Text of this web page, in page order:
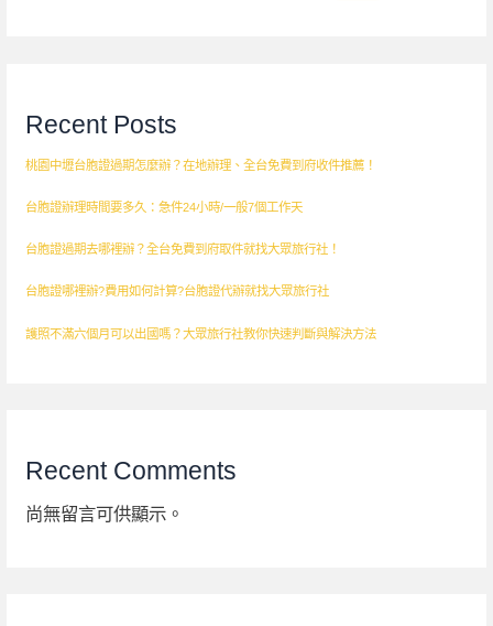
Recent Posts
桃園中壢台胞證過期怎麼辦？在地辦理、全台免費到府收件推薦！
台胞證辦理時間要多久：急件24小時/一般7個工作天
台胞證過期去哪裡辦？全台免費到府取件就找大眾旅行社！
台胞證哪裡辦?費用如何計算?台胞證代辦就找大眾旅行社
護照不滿六個月可以出國嗎？大眾旅行社教你快速判斷與解決方法
Recent Comments
尚無留言可供顯示。